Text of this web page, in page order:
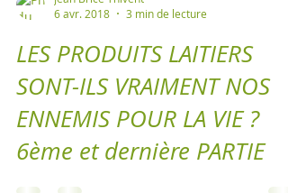
6 avr. 2018
3 min de lecture
LES PRODUITS LAITIERS
SONT-ILS VRAIMENT NOS
ENNEMIS POUR LA VIE ?
6ème et dernière PARTIE